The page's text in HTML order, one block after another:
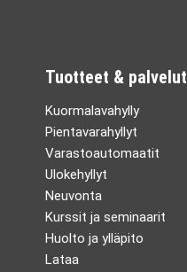
Tuotteet & palvelut
Kuormalavahylly
Pientavarahyllyt
Varastoautomaatit
Ulokehyllyt
Neuvonta
Kurssit ja seminaarit
Huolto ja ylläpito
Lataa